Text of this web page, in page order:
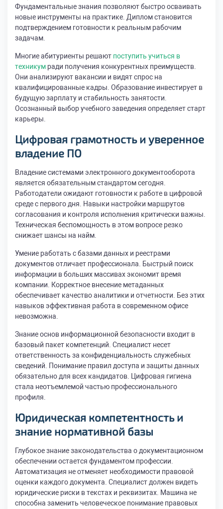
Фундаментальные знания позволяют быстро осваивать
новые инструменты на практике. Диплом становится
подтверждением готовности к реальным рабочим
задачам.
Многие абитуриенты решают поступить учиться в
техникум ради получения конкурентных преимуществ.
Они анализируют вакансии и видят спрос на
квалифицированные кадры. Образование инвестирует в
будущую зарплату и стабильность занятости.
Осознанный выбор учебного заведения определяет старт
карьеры.
Цифровая грамотность и уверенное
владение ПО
Владение системами электронного документооборота
является обязательным стандартом сегодня.
Работодатели ожидают готовности к работе в цифровой
среде с первого дня. Навыки настройки маршрутов
согласования и контроля исполнения критически важны.
Техническая беспомощность в этом вопросе резко
снижает шансы на найм.
Умение работать с базами данных и реестрами
документов отличает профессионала. Быстрый поиск
информации в больших массивах экономит время
компании. Корректное внесение метаданных
обеспечивает качество аналитики и отчетности. Без этих
навыков эффективная работа в современном офисе
невозможна.
Знание основ информационной безопасности входит в
базовый пакет компетенций. Специалист несет
ответственность за конфиденциальность служебных
сведений. Понимание правил доступа и защиты данных
обязательно для всех кандидатов. Цифровая гигиена
стала неотъемлемой частью профессионального
профиля.
Юридическая компетентность и
знание нормативной базы
Глубокое знание законодательства о документационном
обеспечении остается фундаментом профессии.
Автоматизация не отменяет необходимости правовой
оценки каждого документа. Специалист должен видеть
юридические риски в текстах и реквизитах. Машина не
способна заменить человеческое понимание правовых